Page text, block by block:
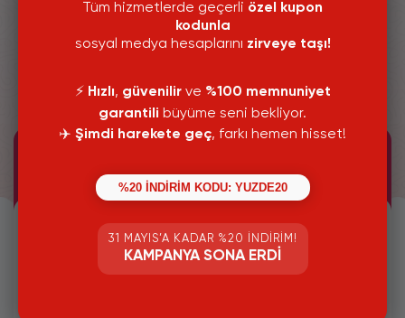
Araçlar
Ücretsiz Sosyal Medya Araçları
56 Araç Mevcut
Araçları
IGTV VIDEO İNDIR
Tüm hizmetlerde geçerli özel kupon
kodunla
sosyal medya hesaplarını zirveye taşı!
⚡️ Hızlı, güvenilirve %100 memnuniyet
garantili büyüme seni bekliyor.
✈️ Şimdi harekete geç, farkı hemen hisset!
%20 İNDİRİM KODU: YUZDE20
31 MAYIS’A KADAR %20 İNDIRIM!
KAMPANYA SONA ERDI